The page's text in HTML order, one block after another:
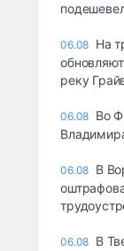
06.08 На
реку
06.08 Во
06.08 В
06.08 В